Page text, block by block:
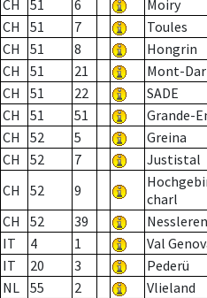
CH 51 6 Moiry
CH
51 7 Toules
CH
51 8 Hongrin
CH
51 21 Mont-Dar
CH
51 22 SADE
CH
51 51 Grande-
CH
52 5 Greina
CH
52 7 Justistal
CH
52 9
charl
CH
52 39 Nessleren
IT
4 1 Val
IT
20 3 Pederü
NL 55 2 Vlieland